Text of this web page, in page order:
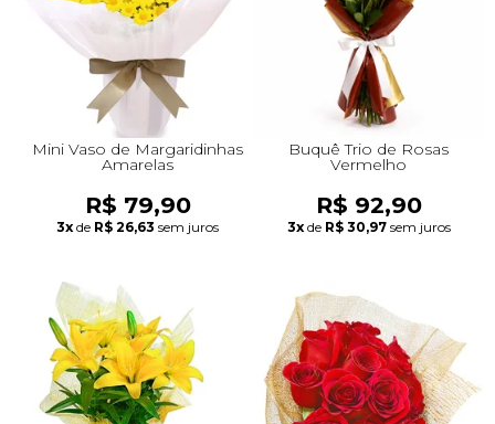
Mini Vaso de Margaridinhas
Amarelas
R$ 79,90
3x de R$ 26,63 sem juros
Buquê Trio de Rosas
Vermelho
R$ 92,90
3x de R$ 30,97 sem juros